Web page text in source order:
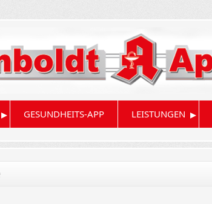
▸ GESUNDHEITS-APP LEISTUNGEN ▸